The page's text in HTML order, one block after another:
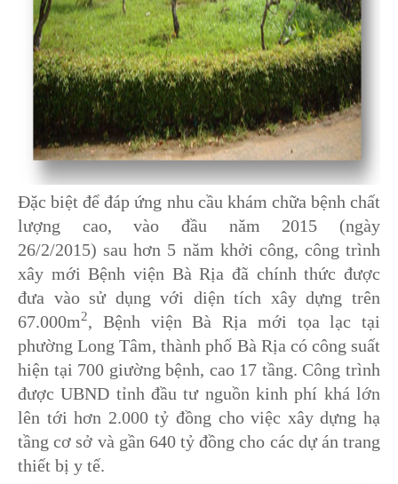
Đặc biệtđể đáp ứng nhu cầu khám chữa bệnh chất
lượng cao,vào đầu năm 2015 (ngày
26/2/2015)sau hơn 5 năm khởi công, công trình
xây mới Bệnh viện Bà Rịa đã chính thức được
đưa vào sử dụng với diện tích xây dựng trên
67.000m2, Bệnh viện Bà Rịa mới tọa lạc tại
phường Long Tâm, thành phố Bà Rịa có công suất
hiện tại 700 giường bệnh, cao 17 tầng. Công trình
được UBND tỉnh đầu tư nguồn kinh phí khá lớn
lên tới hơn 2.000 tỷ đồng cho việc xây dựng hạ
tầng cơ sở và gần 640 tỷ đồng cho các dự án trang
thiết bị y tế.